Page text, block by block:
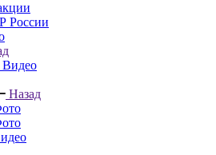
России
Назад